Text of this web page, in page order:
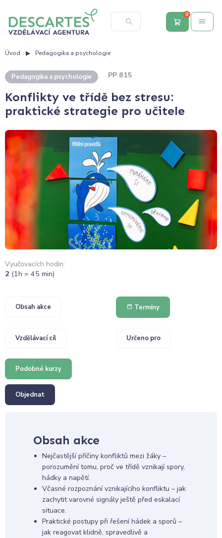
0
Úvod Pedagogika a psychologie
Pedagogika a psychologie PP 815
Konflikty ve třídě bez stresu:
praktické strategie pro učitele
Vyučovacích hodin:
2 (1h = 45 min)
Obsah akce Termíny
Vzdělávací cíl Určeno pro
Podobné kurzy
Objednat
Obsah akce
Nejčastější příčiny konfliktů mezi žáky –
porozumění tomu, proč ve třídě vznikají spory,
hádky a napětí.
Včasné rozpoznání vznikajícího konfliktu – jak
zachytit varovné signály ještě před eskalací
situace.
Praktické postupy při řešení hádek a sporů –
jak reagovat klidně, spravedlivě a